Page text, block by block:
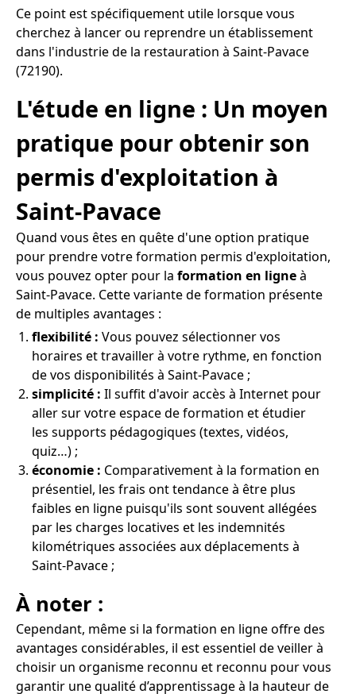
Ce point est spécifiquement utile lorsque vous
cherchez à lancer ou reprendre un établissement
dans l'industrie de la restauration à Saint-Pavace
(72190).
L'étude en ligne : Un moyen
pratique pour obtenir son
permis d'exploitation à
Saint-Pavace
Quand vous êtes en quête d'une option pratique
pour prendre votre formation permis d'exploitation,
vous pouvez opter pour la formation en ligneà
Saint-Pavace. Cette variante de formation présente
de multiples avantages :
flexibilité : Vous pouvez sélectionner vos
horaires et travailler à votre rythme, en fonction
de vos disponibilités à Saint-Pavace ;
simplicité : Il suffit d'avoir accès à Internet pour
aller sur votre espace de formation et étudier
les supports pédagogiques (textes, vidéos,
quiz…) ;
économie : Comparativement à la formation en
présentiel, les frais ont tendance à être plus
faibles en ligne puisqu'ils sont souvent allégées
par les charges locatives et les indemnités
kilométriques associées aux déplacements à
Saint-Pavace ;
À noter :
Cependant, même si la formation en ligne offre des
avantages considérables, il est essentiel de veiller à
choisir un organisme reconnu et reconnu pour vous
garantir une qualité d’apprentissage à la hauteur de